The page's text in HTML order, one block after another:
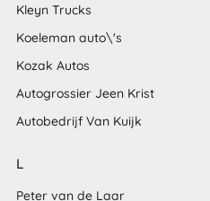
Kleyn Trucks
Koeleman auto\'s
Kozak Autos
Autogrossier Jeen Krist
Autobedrijf Van Kuijk
L
Peter van de Laar